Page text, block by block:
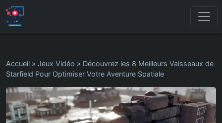
Accueil » Jeux Vidéo » Découvrez les 8 Meilleurs Vaisseaux de
Starfield Pour Optimiser Votre Aventure Spatiale